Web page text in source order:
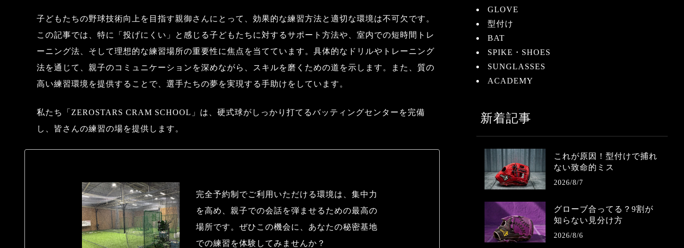
子どもたちの野球技術向上を目指す親御さんにとって、効果的な練習方法と適切な環境は不可欠です。
この記事では、特に「投げにくい」と感じる子どもたちに対するサポート方法や、室内での短時間トレ
ーニング法、そして理想的な練習場所の重要性に焦点を当てています。具体的なドリルやトレーニング
法を通じて、親子のコミュニケーションを深めながら、スキルを磨くための道を示します。また、質の
高い練習環境を提供することで、選手たちの夢を実現する手助けをしています。
私たち「ZEROSTARS CRAM SCHOOL」は、硬式球がしっかり打てるバッティングセンターを完備
し、皆さんの練習の場を提供します。
完全予約制でご利用いただける環境は、集中力
を高め、親子での会話を弾ませるための最高の
場所です。ぜひこの機会に、あなたの秘密基地
での練習を体験してみませんか？
GLOVE
型付け
BAT
SPIKE・SHOES
SUNGLASSES
ACADEMY
新着記事
これが原因！型付けで捕れ
ない致命的ミス
2026/8/7
グローブ合ってる？9割が
知らない見分け方
2026/8/6